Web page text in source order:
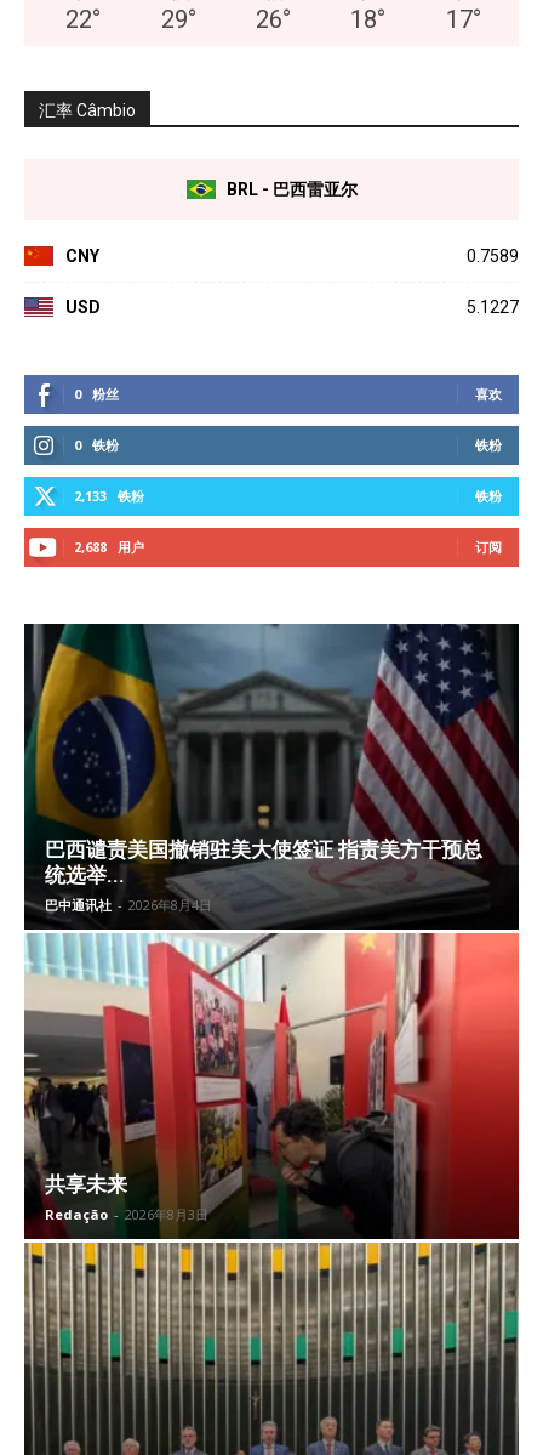
22° 29° 26° 18° 17°
汇率 Câmbio
BRL - 巴西雷亚尔
CNY 0.7589
USD 5.1227
0 粉丝 喜欢
0 铁粉 铁粉
2,133 铁粉 铁粉
2,688 用户 订阅
巴西谴责美国撤销驻美大使签证 指责美方干预总
统选举...
巴中通讯社 - 2026年8月4日
共享未来
Redação - 2026年8月3日